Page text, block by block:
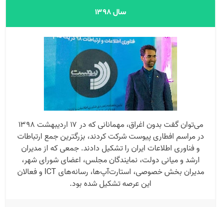
سال ۱۳۹۸
می‌توان گفت بدون اغراق، مهمانانی که در ۱۷ اردیبهشت ۱۳۹۸
در مراسم افطاری پیوست شرکت کردند، بزرگترین جمع ارتباطات
و فناوری اطلاعات ایران را تشکیل دادند. جمعی که از مدیران
ارشد و میانی دولت، نمایندگان مجلس، اعضای شورای شهر،
مدیران بخش خصوصی، استارت‌آپ‌ها، رسانه‌های ICT‌ و فعالان
این عرصه تشکیل شده بود.